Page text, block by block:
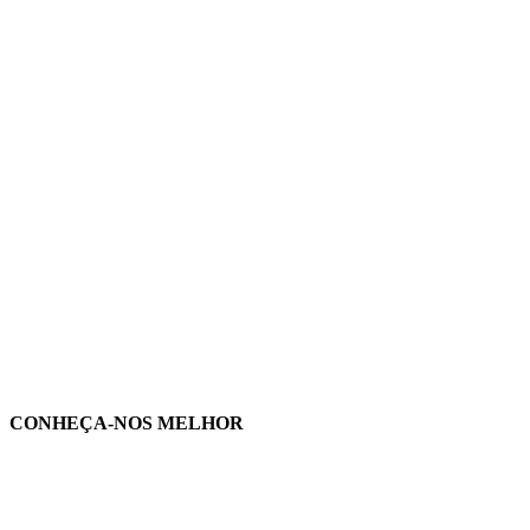
CONHEÇA-NOS MELHOR